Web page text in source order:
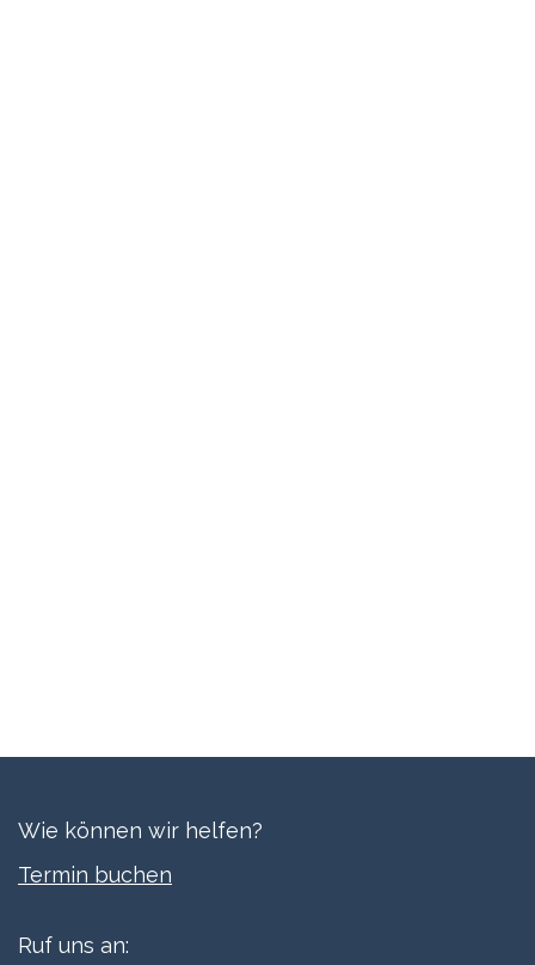
Wie können wir helfen?
Termi​n buchen
Ruf uns an: